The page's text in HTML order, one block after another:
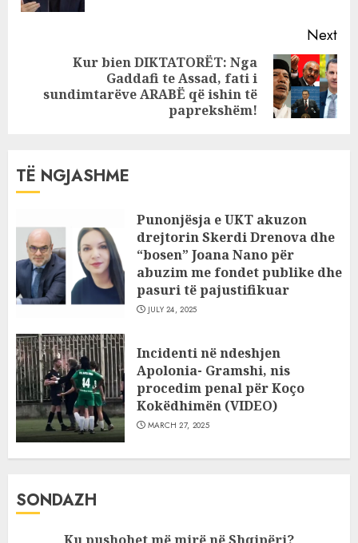
Next
post:
Kur bien DIKTATORËT: Nga
Gaddafi te Assad, fati i
sundimtarëve ARABË që ishin të
paprekshëm!
TË NGJASHME
Punonjësja e UKT akuzon
drejtorin Skerdi Drenova dhe
“bosen” Joana Nano për
abuzim me fondet publike dhe
pasuri të pajustifikuar
JULY 24, 2025
Incidenti në ndeshjen
Apolonia- Gramshi, nis
procedim penal për Koço
Kokëdhimën (VIDEO)
MARCH 27, 2025
SONDAZH